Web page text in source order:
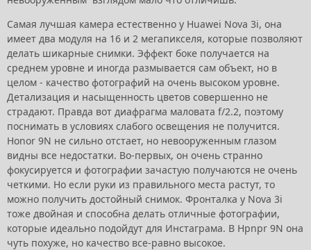
Самая лучшая камера естественно у Huawei Nova 3i, она
имеет два модуля на 16 и 2 мегапикселя, которые позволяют
делать шикарные снимки. Эффект боке получается на
среднем уровне и иногда размывается сам объект, но в
целом - качество фотографий на очень высоком уровне.
Детализация и насыщенность цветов совершенно не
страдают. Правда вот диафрагма маловата f/2.2, поэтому
поснимать в условиях слабого освещения не получится.
Honor 9N не сильно отстает, но невооруженным глазом
видны все недостатки. Во-первых, он очень странно
фокусируется и фотографии зачастую получаются не очень
четкими. Но если руки из правильного места растут, то
можно получить достойный снимок. Фронталка у Nova 3i
тоже двойная и способна делать отличные фотографии,
которые идеально подойдут для Инстаграма. В Hpnpr 9N она
чуть похуже, но качество все-равно высокое.